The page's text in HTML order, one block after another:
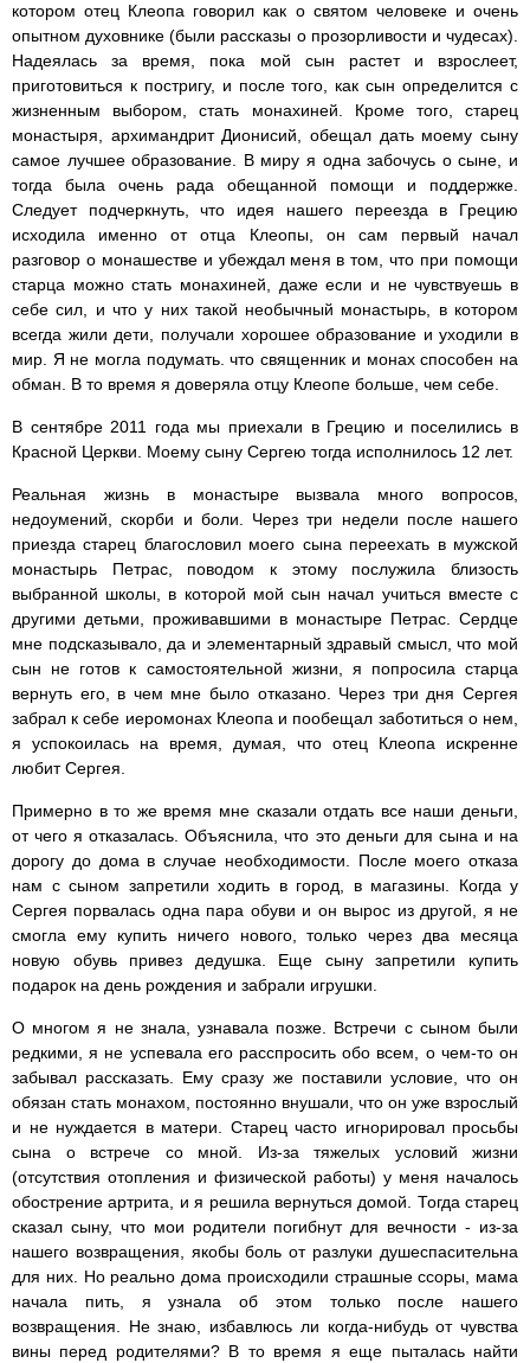
котором отец Клеопа говорил как о святом человеке и очень
опытном духовнике (были рассказы о прозорливости и чудесах).
Надеялась за время, пока мой сын растет и взрослеет,
приготовиться к постригу, и после того, как сын определится с
жизненным выбором, стать монахиней. Кроме того, старец
монастыря, архимандрит Дионисий, обещал дать моему сыну
самое лучшее образование. В миру я одна забочусь о сыне, и
тогда была очень рада обещанной помощи и поддержке.
Следует подчеркнуть, что идея нашего переезда в Грецию
исходила именно от отца Клеопы, он сам первый начал
разговор о монашестве и убеждал меня в том, что при помощи
старца можно стать монахиней, даже если и не чувствуешь в
себе сил, и что у них такой необычный монастырь, в котором
всегда жили дети, получали хорошее образование и уходили в
мир. Я не могла подумать. что священник и монах способен на
обман. В то время я доверяла отцу Клеопе больше, чем себе.
В сентябре 2011 года мы приехали в Грецию и поселились в
Красной Церкви. Моему сыну Сергею тогда исполнилось 12 лет.
Реальная жизнь в монастыре вызвала много вопросов,
недоумений, скорби и боли. Через три недели после нашего
приезда старец благословил моего сына переехать в мужской
монастырь Петрас, поводом к этому послужила близость
выбранной школы, в которой мой сын начал учиться вместе с
другими детьми, проживавшими в монастыре Петрас. Сердце
мне подсказывало, да и элементарный здравый смысл, что мой
сын не готов к самостоятельной жизни, я попросила старца
вернуть его, в чем мне было отказано. Через три дня Сергея
забрал к себе иеромонах Клеопа и пообещал заботиться о нем,
я успокоилась на время, думая, что отец Клеопа искренне
любит Сергея.
Примерно в то же время мне сказали отдать все наши деньги,
от чего я отказалась. Объяснила, что это деньги для сына и на
дорогу до дома в случае необходимости. После моего отказа
нам с сыном запретили ходить в город, в магазины. Когда у
Сергея порвалась одна пара обуви и он вырос из другой, я не
смогла ему купить ничего нового, только через два месяца
новую обувь привез дедушка. Еще сыну запретили купить
подарок на день рождения и забрали игрушки.
О многом я не знала, узнавала позже. Встречи с сыном были
редкими, я не успевала его расспросить обо всем, о чем-то он
забывал рассказать. Ему сразу же поставили условие, что он
обязан стать монахом, постоянно внушали, что он уже взрослый
и не нуждается в матери. Старец часто игнорировал просьбы
сына о встрече со мной. Из-за тяжелых условий жизни
(отсутствия отопления и физической работы) у меня началось
обострение артрита, и я решила вернуться домой. Тогда старец
сказал сыну, что мои родители погибнут для вечности - из-за
нашего возвращения, якобы боль от разлуки душеспасительна
для них. Но реально дома происходили страшные ссоры, мама
начала пить, я узнала об этом только после нашего
возвращения. Не знаю, избавлюсь ли когда-нибудь от чувства
вины перед родителями? В то время я еще пыталась найти